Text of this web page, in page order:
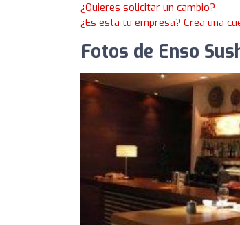
¿Quieres solicitar un cambio?
¿Es esta tu empresa? Crea una
Fotos de Enso